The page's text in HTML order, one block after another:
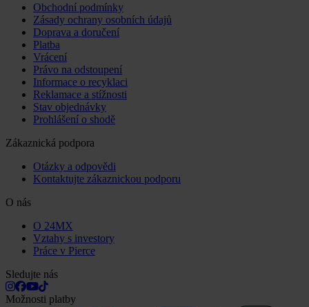
Obchodní podmínky
Zásady ochrany osobních údajů
Doprava a doručení
Platba
Vrácení
Právo na odstoupení
Informace o recyklaci
Reklamace a stížnosti
Stav objednávky
Prohlášení o shodě
Zákaznická podpora
Otázky a odpovědi
Kontaktujte zákaznickou podporu
O nás
O 24MX
Vztahy s investory
Práce v Pierce
Sledujte nás
Možnosti platby